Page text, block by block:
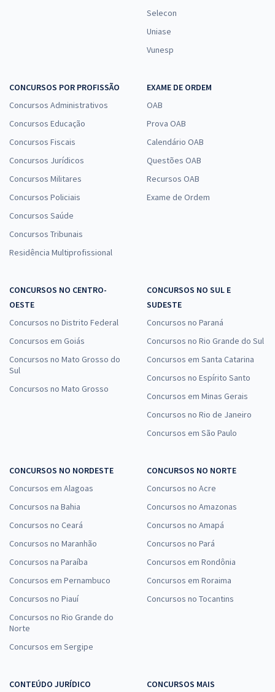
Selecon
Uniase
Vunesp
CONCURSOS POR PROFISSÃO
Concursos Administrativos
Concursos Educação
Concursos Fiscais
Concursos Jurídicos
Concursos Militares
Concursos Policiais
Concursos Saúde
Concursos Tribunais
Residência Multiprofissional
EXAME DE ORDEM
OAB
Prova OAB
Calendário OAB
Questões OAB
Recursos OAB
Exame de Ordem
CONCURSOS NO CENTRO-
OESTE
Concursos no Distrito Federal
Concursos em Goiás
Concursos no Mato Grosso do
Sul
Concursos no Mato Grosso
CONCURSOS NO SUL E
SUDESTE
Concursos no Paraná
Concursos no Rio Grande do Sul
Concursos em Santa Catarina
Concursos no Espírito Santo
Concursos em Minas Gerais
Concursos no Rio de Janeiro
Concursos em São Paulo
CONCURSOS NO NORDESTE
Concursos em Alagoas
Concursos na Bahia
Concursos no Ceará
Concursos no Maranhão
Concursos na Paraíba
Concursos em Pernambuco
Concursos no Piauí
Concursos no Rio Grande do
Norte
Concursos em Sergipe
CONCURSOS NO NORTE
Concursos no Acre
Concursos no Amazonas
Concursos no Amapá
Concursos no Pará
Concursos em Rondônia
Concursos em Roraima
Concursos no Tocantins
CONTEÚDO JURÍDICO
CONCURSOS MAIS